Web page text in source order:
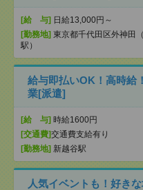
[給 与] 日給13,000円～
[勤務地] 東京都千代田区外神田
駅）
給与即払いOK！高時給
業[派遣]
[給 与] 時給1600円
[交通費]交通費支給有り
[勤務地] 新越谷駅
人気イベントも！好き